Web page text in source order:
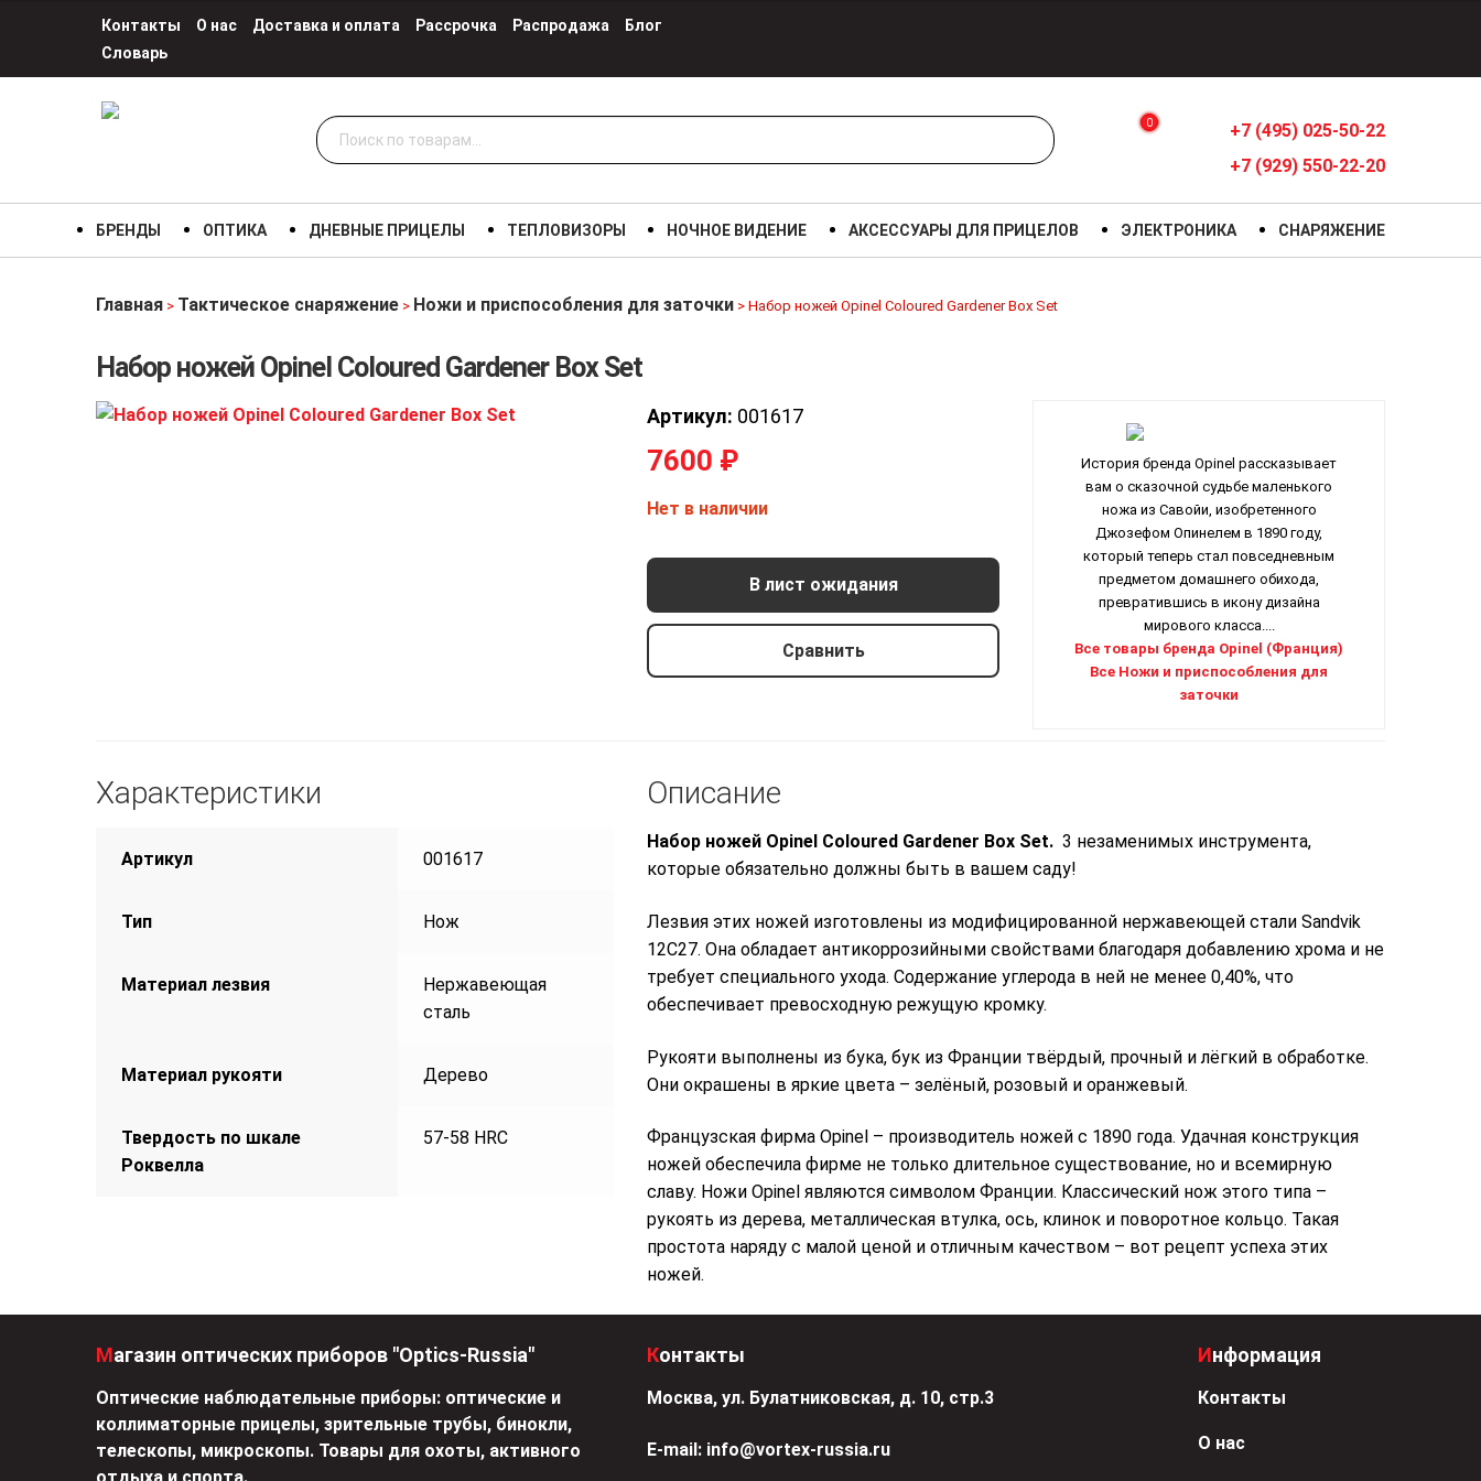
Контакты О нас Доставка и оплата Рассрочка Распродажа
Блог
Словарь
Искать: 0
+7 (495) 025-50-22
+7 (929) 550-22-20
БРЕНДЫ ОПТИКА ДНЕВНЫЕ ПРИЦЕЛЫ ТЕПЛОВИЗОРЫ НОЧНОЕ ВИДЕНИЕ АКСЕССУАРЫ ДЛЯ ПРИЦЕЛОВ ЭЛЕКТРОНИКА СНАРЯЖЕНИЕ
Главная > Тактическое снаряжение > Ножи и приспособления для заточки > Набор ножей Opinel Coloured Gardener Box Set
Набор ножей Opinel Coloured Gardener Box Set
Артикул: 001617
7600 ₽
Нет в наличии
В лист ожидания
Сравнить
История бренда Opinel рассказывает
вам о сказочной судьбе маленького
ножа из Савойи, изобретенного
Джозефом Опинелем в 1890 году,
который теперь стал повседневным
предметом домашнего обихода,
превратившись в икону дизайна
мирового класса....
Все товары бренда Opinel (Франция)
Все Ножи и приспособления для
заточки
Gardener Box Set
7600 р.
Характеристики
Артикул 001617
Тип Нож
Материал лезвия
Нержавеющая
сталь
Материал рукояти Дерево
Твердость по шкале
Роквелла
57-58 HRC
Описание
Набор ножей Opinel Coloured Gardener Box Set. 3 незаменимых инструмента,
которые обязательно должны быть в вашем саду!
Лезвия этих ножей изготовлены из модифицированной нержавеющей стали Sandvik
12C27. Она обладает антикоррозийными свойствами благодаря добавлению хрома и не
требует специального ухода. Содержание углерода в ней не менее 0,40%, что
обеспечивает превосходную режущую кромку.
Рукояти выполнены из бука, бук из Франции твёрдый, прочный и лёгкий в обработке.
Они окрашены в яркие цвета – зелёный, розовый и оранжевый.
Французская фирма Opinel – производитель ножей с 1890 года. Удачная конструкция
ножей обеспечила фирме не только длительное существование, но и всемирную
славу. Ножи Opinel являются символом Франции. Классический нож этого типа –
рукоять из дерева, металлическая втулка, ось, клинок и поворотное кольцо. Такая
простота наряду с малой ценой и отличным качеством – вот рецепт успеха этих
ножей.
Магазин оптических приборов "Optics-Russia"
Оптические наблюдательные приборы: оптические и
коллиматорные прицелы, зрительные трубы, бинокли,
телескопы, микроскопы. Товары для охоты, активного
Контакты
Москва, ул. Булатниковская, д. 10, стр.3
Е-mail: info@vortex-russia.ru
Информация
Контакты
О нас